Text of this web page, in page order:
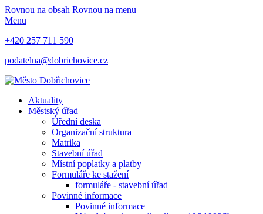
Rovnou na obsah Rovnou na menu
Menu
+420 257 711 590
podatelna@dobrichovice.cz
Aktuality
Městský úřad
Úřední deska
Organizační struktura
Matrika
Stavební úřad
Místní poplatky a platby
Formuláře ke stažení
formuláře - stavební úřad
Povinné informace
Povinné informace